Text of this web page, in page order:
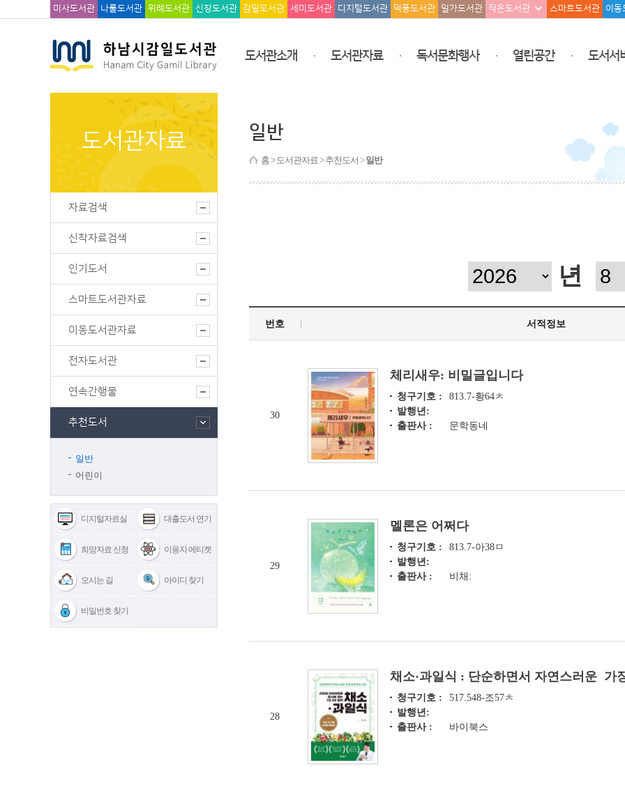
미사도서관 나룰도서관 위례도서관 신장도서관 감일도서관 세미도서관 디지털도서관 덕풍도서관 일가도서관 작은도서관 스마트도서관 이동
도서관소개 도서관자료 독서문화행사 열린공간 도서서
도서관자료
자료검색
신착자료검색
인기도서
스마트도서관자료
이동도서관자료
전자도서관
연속간행물
추천도서
일반
어린이
디지털자료실 대출도서 연기
희망자료 신청 이용자 에티켓
오시는 길 아이디 찾기
비밀번호 찾기
일반
홈> 도서관자료 > 추천도서 >일반
년
번호 서적정보
30
체리새우: 비밀글입니다
청구기호 :
813.7-황64ㅊ
발행년:
출판사 :
문학동네
29
멜론은 어쩌다
청구기호 :
813.7-아38ㅁ
발행년:
출판사 :
비채:
28
채소·과일식 : 단순하면서 자연스러운 가
청구기호 :
517.548-조57ㅊ
발행년:
출판사 :
바이북스